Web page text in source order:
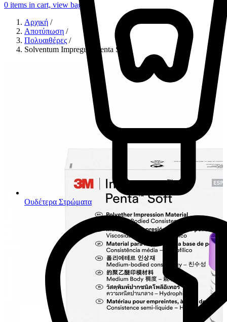
Ουδέτερα Στρώματα
0 items in cart, view bag
Αρχική /
Αποτύπωση /
Πολυαιθέρες /
Solventum Impregum Penta Soft